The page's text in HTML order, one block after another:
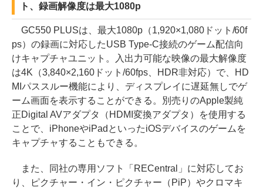
ト、録画解像度は最大1080p
GC550 PLUSは、最大1080p（1,920×1,080ドット/60f
ps）の録画に対応したUSB Type-C接続のゲーム配信向
けキャプチャユニット。入出力可能な映像の最大解像度
は4K（3,840×2,160ドット/60fps、HDR非対応）で、HD
MIパススルー機能により、ディスプレイに遅延無しでゲ
ーム画面を表示することができる。別売りのApple製純
正Digital AVアダプタ（HDMI変換アダプタ）を使用する
ことで、iPhoneやiPadといったiOSデバイスのゲームを
キャプチャすることもできる。
また、同社の専用ソフト「RECentral」に対応してお
り、ピクチャー・イン・ピクチャー（PiP）やクロマキ